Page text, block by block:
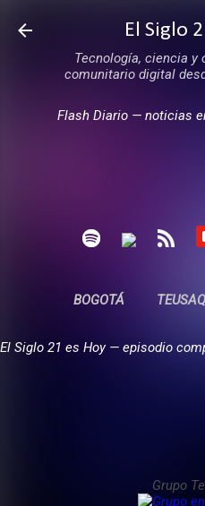
Ir al
El Siglo
Tecnología, ciencia
comunitario digital
Flash Diario — noticias
BOGOTÁ
El Siglo 21 es Hoy — episodio
Grupo